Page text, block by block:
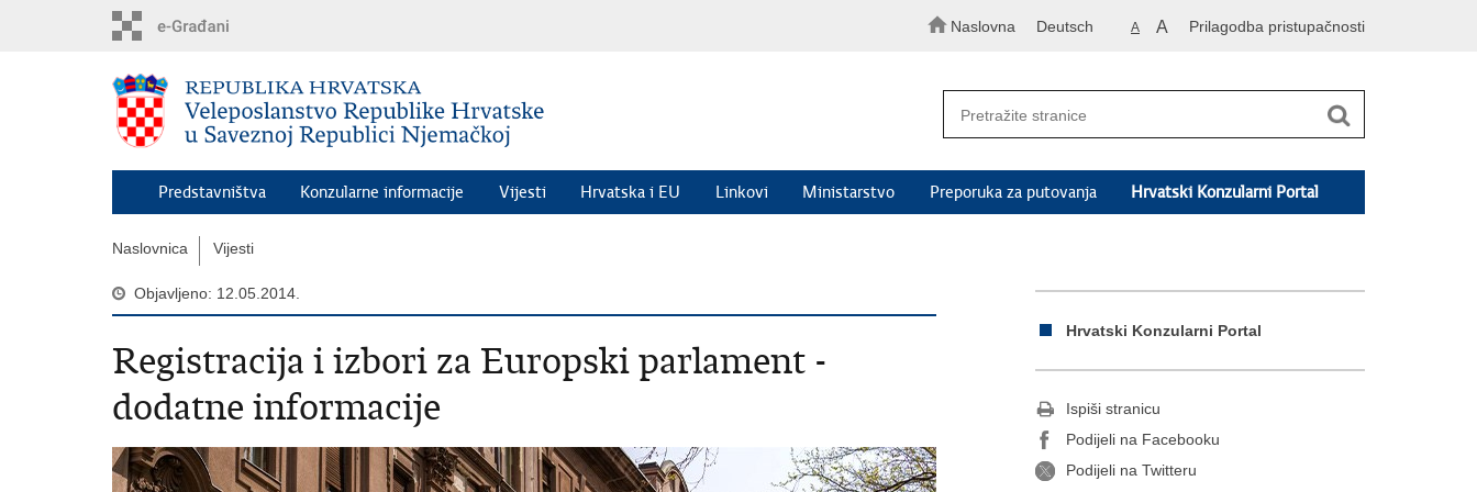
Naslovna Deutsch A A Prilagodba pristupačnosti
Predstavništva Konzularne informacije Vijesti Hrvatska i EU Linkovi Ministarstvo Preporuka za putovanja Hrvatski Konzularni Portal
Naslovnica Vijesti
Objavljeno: 12.05.2014.
Registracija i izbori za Europski parlament -
dodatne informacije
Hrvatski Konzularni Portal
Ispiši stranicu
Podijeli na Facebooku
Podijeli na Twitteru